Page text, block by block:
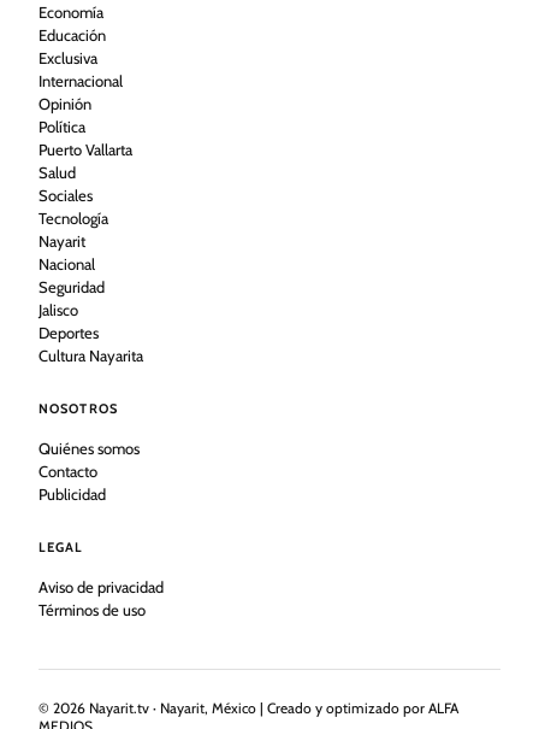
Economía
Educación
Exclusiva
Internacional
Opinión
Política
Puerto Vallarta
Salud
Sociales
Tecnología
Nayarit
Nacional
Seguridad
Jalisco
Deportes
Cultura Nayarita
NOSOTROS
Quiénes somos
Contacto
Publicidad
LEGAL
Aviso de privacidad
Términos de uso
© 2026 Nayarit.tv · Nayarit, México | Creado y optimizado por ALFA